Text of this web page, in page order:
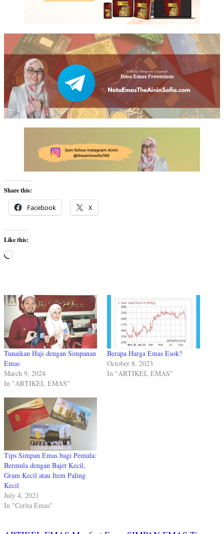
Share this:
Facebook X
Like this:
Loading…
Tunaikan Haji dengan Simpanan
Emas
March 9, 2024
In "ARTIKEL EMAS"
Berapa Harga Emas Esok?
October 8, 2023
In "ARTIKEL EMAS"
Tips Simpan Emas bagi Pemula:
Bermula dengan Bajet Kecil,
Gram Kecil atau Item Paling
Kecil
July 4, 2021
In "Cerita Emas"